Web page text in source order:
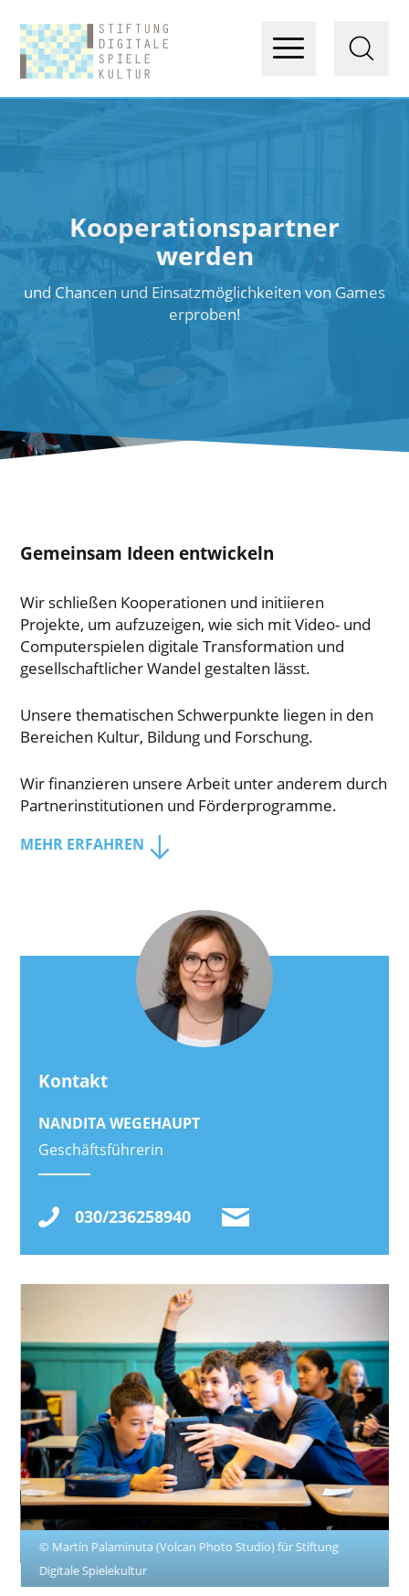
Kooperationspartner
werden
und Chancen und Einsatzmöglichkeiten von Games
erproben!
Gemeinsam Ideen entwickeln
Wir schließen Kooperationen und initiieren
Projekte, um aufzuzeigen, wie sich mit Video- und
Computerspielen digitale Transformation und
gesellschaftlicher Wandel gestalten lässt.
Unsere thematischen Schwerpunkte liegen in den
Bereichen Kultur, Bildung und Forschung.
Wir finanzieren unsere Arbeit unter anderem durch
Partnerinstitutionen und Förderprogramme.
MEHR ERFAHREN
Kontakt
NANDITA WEGEHAUPT
Geschäftsführerin
030/236258940
© Martín Palaminuta (Volcan Photo Studio) für Stiftung
Digitale Spielekultur